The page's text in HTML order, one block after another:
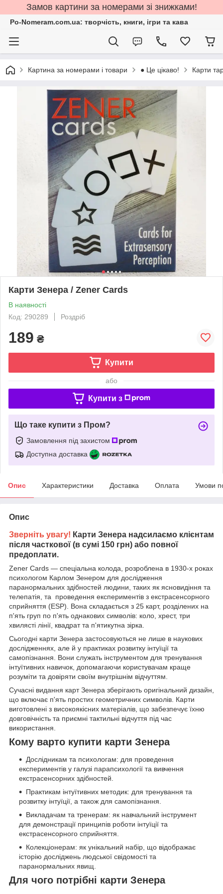
Замов картини за номерами зі знижками!
Po-Nomeram.com.ua: творчість, книги, ігри та кава
Картина за номерами і товари ● Це цікаво! Карти
Карти Зенера / Zener Cards
В наявності
Код: 290289
Роздріб
189 ₴
Купити
або
Купити з
Що таке купити з Пром?
Замовлення під захистом
Доступна доставка
Опис Характеристики Доставка Оплата Умови
Опис
Зверніть увагу! Карти Зенера надсилаємо клієнтам
після часткової (в сумі 150 грн) або повної
предоплати.
Zener Cards — спеціальна колода, розроблена в 1930-х роках
психологом Карлом Зенером для дослідження
паранормальних здібностей людини, таких як ясновидіння та
телепатія, та проведення експериментів з екстрасенсорного
сприйняття (ESP). Вона складається з 25 карт, розділених на
п'ять груп по п'ять однакових символів: коло, хрест, три
хвилясті лінії, квадрат та п'ятикутна зірка.
Сьогодні карти Зенера застосовуються не лише в наукових
дослідженнях, але й у практиках розвитку інтуїції та
самопізнання. Вони служать інструментом для тренування
інтуїтивних навичок, допомагаючи користувачам краще
розуміти та довіряти своїм внутрішнім відчуттям.
Сучасні видання карт Зенера зберігають оригінальний дизайн,
що включає п'ять простих геометричних символів. Карти
виготовлені з високоякісних матеріалів, що забезпечує їхню
довговічність та приємні тактильні відчуття під час
використання.
Кому варто купити карти Зенера
Дослідникам та психологам: для проведення
експериментів у галузі парапсихології та вивчення
екстрасенсорних здібностей.
Практикам інтуїтивних методик: для тренування та
розвитку інтуїції, а також для самопізнання.
Викладачам та тренерам: як навчальний інструмент
для демонстрації принципів роботи інтуїції та
екстрасенсорного сприйняття.
Колекціонерам: як унікальний набір, що відображає
історію досліджень людської свідомості та
паранормальних явищ.
Для чого потрібні карти Зенера